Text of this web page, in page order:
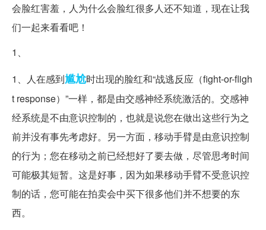
会脸红害羞，人为什么会脸红很多人还不知道，现在让我
们一起来看看吧！
1、
1、人在感到尴尬时出现的脸红和“战逃反应（fight-or-fligh
t response）”一样，都是由交感神经系统激活的。交感神
经系统是不由意识控制的，也就是说您在做出这些行为之
前并没有事先考虑好。另一方面，移动手臂是由意识控制
的行为；您在移动之前已经想好了要去做，尽管思考时间
可能极其短暂。这是好事，因为如果移动手臂不受意识控
制的话，您可能在拍卖会中买下很多他们并不想要的东
西。